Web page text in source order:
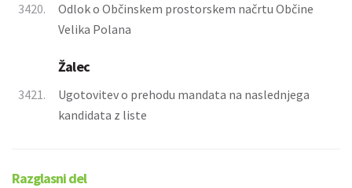
3420.
Odlok o Občinskem prostorskem načrtu Občine
Velika Polana
Žalec
3421.
Ugotovitev o prehodu mandata na naslednjega
kandidata z liste
Razglasni del